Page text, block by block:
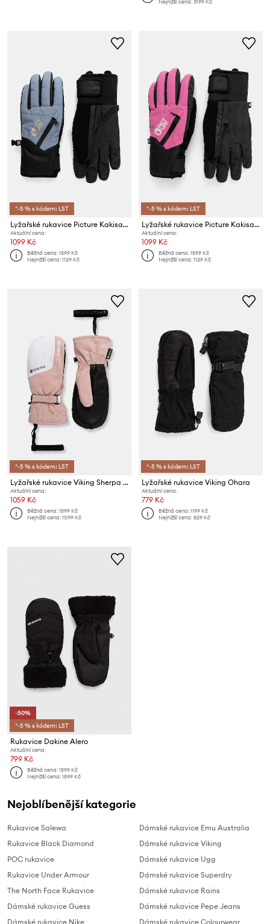
Nejnižší cena:3199 Kč
*-5 % s kódem: LST
Lyžařské rukavice Picture Kakisa Gloves
Aktuální cena:
1099 Kč
Běžná cena:1599 Kč
Nejnižší cena:1129 Kč
*-5 % s kódem: LST
Lyžařské rukavice Picture Kakisa Gloves
Aktuální cena:
1099 Kč
Běžná cena:1599 Kč
Nejnižší cena:1129 Kč
*-5 % s kódem: LST
Lyžařské rukavice Viking Sherpa GTX 2.0
Aktuální cena:
1059 Kč
Běžná cena:1599 Kč
Nejnižší cena:1099 Kč
*-5 % s kódem: LST
Lyžařské rukavice Viking Ohara
Aktuální cena:
779 Kč
Běžná cena:1199 Kč
Nejnižší cena:829 Kč
-50%
*-5 % s kódem: LST
Rukavice Dakine Alero
Aktuální cena:
799 Kč
Běžná cena:1599 Kč
Nejnižší cena:1599 Kč
Nejoblíbenější kategorie
Rukavice Salewa
Rukavice Black Diamond
POC rukavice
Rukavice Under Armour
The North Face Rukavice
Dámské rukavice Guess
Dámské rukavice Nike
Dámské rukavice Emu Australia
Dámské rukavice Viking
Dámské rukavice Ugg
Dámské rukavice Superdry
Dámské rukavice Rains
Dámské rukavice Pepe Jeans
Dámské rukavice Colourwear